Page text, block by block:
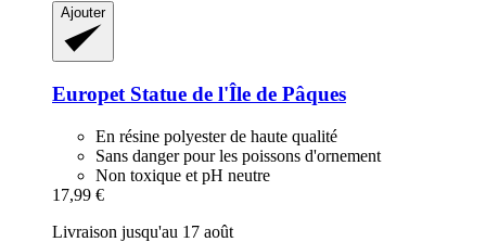
Ajouter
Europet Statue de l'Île de Pâques
En résine polyester de haute qualité
Sans danger pour les poissons d'ornement
Non toxique et pH neutre
17,99 €
Livraison jusqu'au 17 août